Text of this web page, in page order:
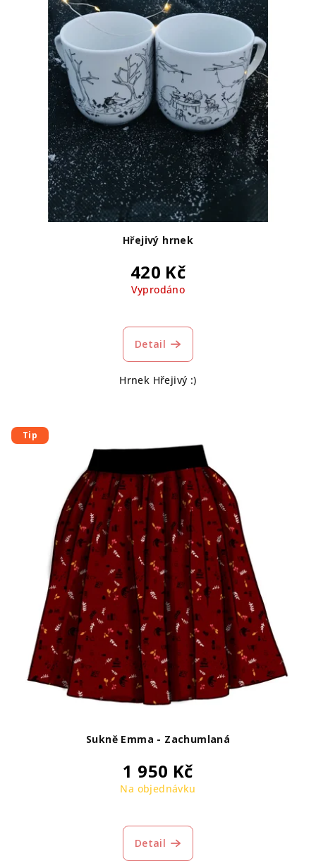
Hřejivý hrnek
420 Kč
Vyprodáno
hodnocení
produktu
z
Detail
Hrnek Hřejivý :)
Tip
Sukně Emma - Zachumlaná
1 950 Kč
Na objednávku
Detail